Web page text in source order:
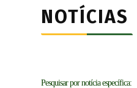
NOTÍCIAS
Pesquisar por notícia específica: